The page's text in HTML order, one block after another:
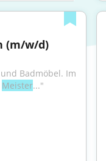
(m/w/d)
Badmöbel. Im
Meister..."